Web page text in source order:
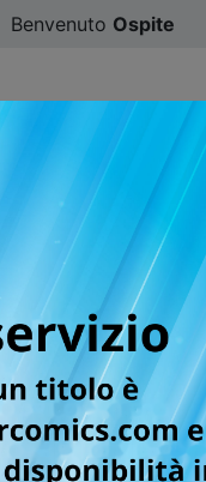
Benvenuto Ospite
#ILOVEMANGA
di
SOLO LEVELING,